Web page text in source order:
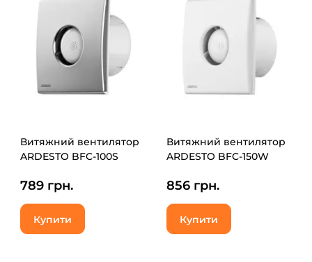
Витяжний вентилятор
ARDESTO BFC-100S
789 грн.
Купити
Витяжний вентилятор
ARDESTO BFC-150W
856 грн.
Купити